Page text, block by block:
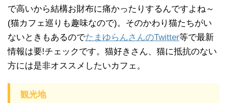
で高いから結構お財布に痛かったりするんですよね～
(猫カフェ巡りも趣味なので)。そのかわり猫たちがい
ないときもあるのでたまゆらんさんのTwitter等で最新
情報は要!チェックです。猫好きさん、猫に抵抗のない
方には是非オススメしたいカフェ。
観光地